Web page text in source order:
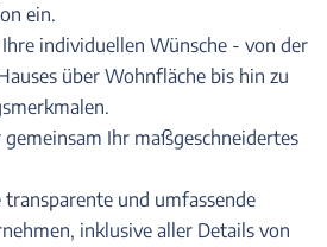
ein.
individuellen Wünsche - von der
über Wohnfläche bis hin zu
Ihr maßgeschneidertes
transparente und umfassende
inklusive aller Details von